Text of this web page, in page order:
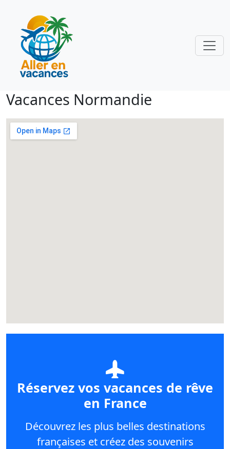
Vacances Normandie
Réservez vos vacances de rêve
en France
Découvrez les plus belles destinations
françaises et créez des souvenirs